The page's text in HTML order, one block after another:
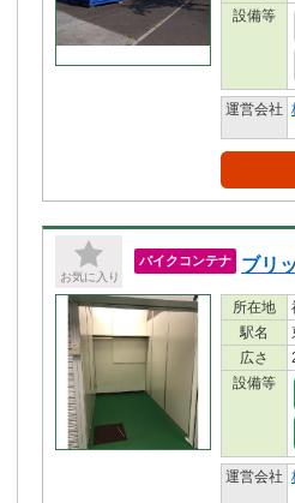
設備等
運営会社
お気に入り
バイクコンテナ ブリ
所在地
駅名
広さ
設備等
運営会社